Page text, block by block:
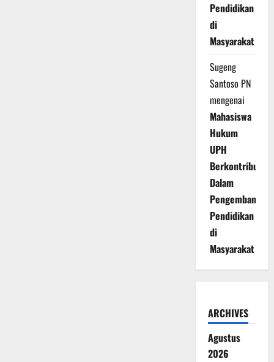
Pendidikan
di
Masyarakat
Sugeng
Santoso PN
mengenai
Mahasiswa
Hukum
UPH
Berkontribusi
Dalam
Pengembangan
Pendidikan
di
Masyarakat
ARCHIVES
Agustus
2026